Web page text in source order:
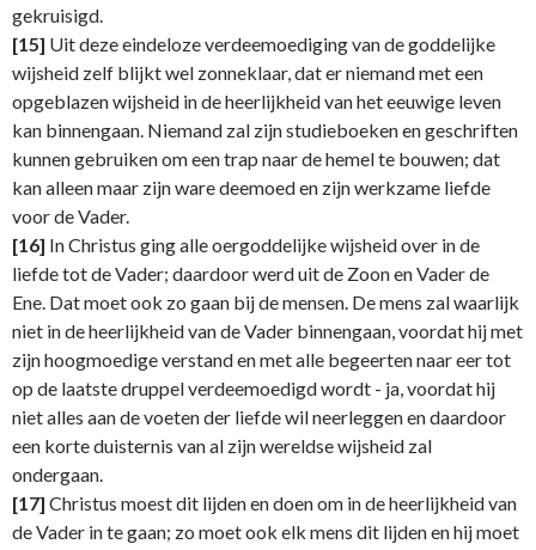
gekruisigd.
[15] Uit deze eindeloze verdeemoediging van de goddelijke
wijsheid zelf blijkt wel zonneklaar, dat er niemand met een
opgeblazen wijsheid in de heerlijkheid van het eeuwige leven
kan binnengaan. Niemand zal zijn studieboeken en geschriften
kunnen gebruiken om een trap naar de hemel te bouwen; dat
kan alleen maar zijn ware deemoed en zijn werkzame liefde
voor de Vader.
[16] In Christus ging alle oergoddelijke wijsheid over in de
liefde tot de Vader; daardoor werd uit de Zoon en Vader de
Ene. Dat moet ook zo gaan bij de mensen. De mens zal waarlijk
niet in de heerlijkheid van de Vader binnengaan, voordat hij met
zijn hoogmoedige verstand en met alle begeerten naar eer tot
op de laatste druppel verdeemoedigd wordt - ja, voordat hij
niet alles aan de voeten der liefde wil neerleggen en daardoor
een korte duisternis van al zijn wereldse wijsheid zal
ondergaan.
[17] Christus moest dit lijden en doen om in de heerlijkheid van
de Vader in te gaan; zo moet ook elk mens dit lijden en hij moet